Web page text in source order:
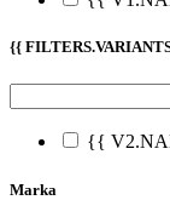
{{
{{
Marka